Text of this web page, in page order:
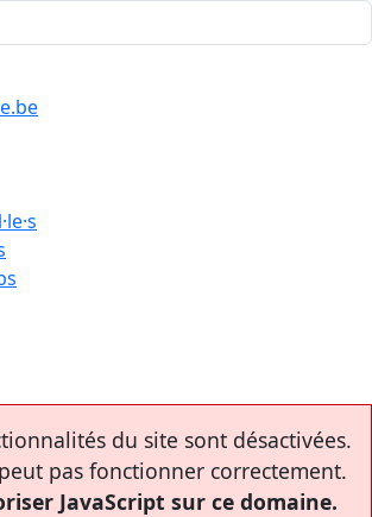
du site sont désactivées.
pas fonctionner correctement.
JavaScript sur ce domaine.